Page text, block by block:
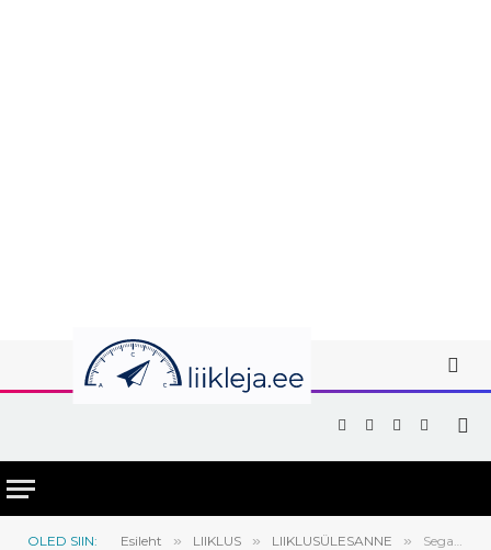
Facebook
X
(Twitter)
Instagram
YouTube
OLED SIIN: Esileht » LIIKLUS » LIIKLUSÜLESANNE » Segadusseajav liiklusülesanne nr. 10: kaks järjestikust parempööret